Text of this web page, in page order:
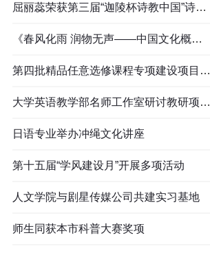
屈丽蕊荣获第三届“迦陵杯诗教中国”诗词讲解大赛优秀奖
《春风化雨 润物无声——中国文化概论课程开展课程思政的教学实践探索》入选优秀案例
第四批精品任意选修课程专项建设项目阶段性检查会议召开
大学英语教学部名师工作室研讨教研项目申报
日语专业举办冲绳文化讲座
第十五届“学风建设月”开展多项活动
人文学院与剧星传媒公司共建实习基地
师生同获本市科普大赛奖项